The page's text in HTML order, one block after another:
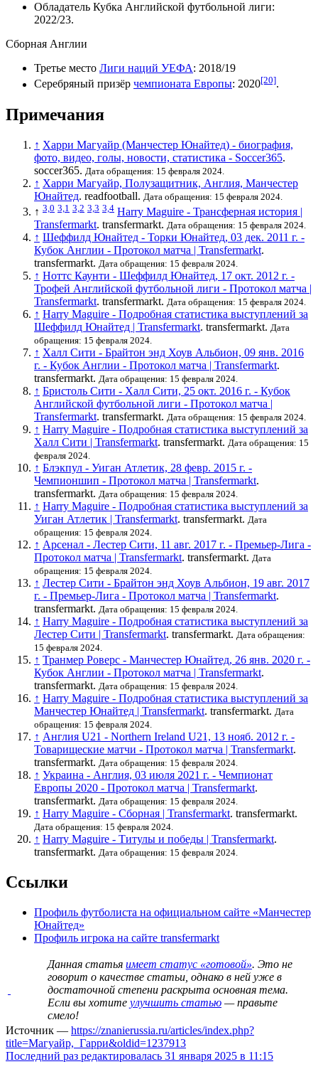
Обладатель Кубка Английской футбольной лиги:
2022/23.
Сборная Англии
Третье место Лиги наций УЕФА: 2018/19
Серебряный призёр чемпионата Европы: 2020[20].
Примечания
↑ Харри Магуайр (Манчестер Юнайтед) - биография,
фото, видео, голы, новости, статистика - Soccer365.
soccer365. Дата обращения: 15 февраля 2024.
↑ Харри Магуайр, Полузащитник, Англия, Манчестер
Юнайтед. readfootball. Дата обращения: 15 февраля 2024.
↑ 3,0 3,1 3,2 3,3 3,4 Harry Maguire - Трансферная история |
Transfermarkt. transfermarkt. Дата обращения: 15 февраля 2024.
↑ Шеффилд Юнайтед - Торки Юнайтед, 03 дек. 2011 г. -
Кубок Англии - Протокол матча | Transfermarkt.
transfermarkt. Дата обращения: 15 февраля 2024.
↑ Ноттс Каунти - Шеффилд Юнайтед, 17 окт. 2012 г. -
Трофей Английской футбольной лиги - Протокол матча |
Transfermarkt. transfermarkt. Дата обращения: 15 февраля 2024.
↑ Harry Maguire - Подробная статистика выступлений за
Шеффилд Юнайтед | Transfermarkt. transfermarkt. Дата
обращения: 15 февраля 2024.
↑ Халл Сити - Брайтон энд Хоув Альбион, 09 янв. 2016
г. - Кубок Англии - Протокол матча | Transfermarkt.
transfermarkt. Дата обращения: 15 февраля 2024.
↑ Бристоль Сити - Халл Сити, 25 окт. 2016 г. - Кубок
Английской футбольной лиги - Протокол матча |
Transfermarkt. transfermarkt. Дата обращения: 15 февраля 2024.
↑ Harry Maguire - Подробная статистика выступлений за
Халл Сити | Transfermarkt. transfermarkt. Дата обращения: 15
февраля 2024.
↑ Блэкпул - Уиган Атлетик, 28 февр. 2015 г. -
Чемпионшип - Протокол матча | Transfermarkt.
transfermarkt. Дата обращения: 15 февраля 2024.
↑ Harry Maguire - Подробная статистика выступлений за
Уиган Атлетик | Transfermarkt. transfermarkt. Дата
обращения: 15 февраля 2024.
↑ Арсенал - Лестер Сити, 11 авг. 2017 г. - Премьер-Лига -
Протокол матча | Transfermarkt. transfermarkt. Дата
обращения: 15 февраля 2024.
↑ Лестер Сити - Брайтон энд Хоув Альбион, 19 авг. 2017
г. - Премьер-Лига - Протокол матча | Transfermarkt.
transfermarkt. Дата обращения: 15 февраля 2024.
↑ Harry Maguire - Подробная статистика выступлений за
Лестер Сити | Transfermarkt. transfermarkt. Дата обращения:
15 февраля 2024.
↑ Транмер Роверс - Манчестер Юнайтед, 26 янв. 2020 г. -
Кубок Англии - Протокол матча | Transfermarkt.
transfermarkt. Дата обращения: 15 февраля 2024.
↑ Harry Maguire - Подробная статистика выступлений за
Манчестер Юнайтед | Transfermarkt. transfermarkt. Дата
обращения: 15 февраля 2024.
↑ Англия U21 - Northern Ireland U21, 13 нояб. 2012 г. -
Товарищеские матчи - Протокол матча | Transfermarkt.
transfermarkt. Дата обращения: 15 февраля 2024.
↑ Украина - Англия, 03 июля 2021 г. - Чемпионат
Европы 2020 - Протокол матча | Transfermarkt.
transfermarkt. Дата обращения: 15 февраля 2024.
↑ Harry Maguire - Сборная | Transfermarkt. transfermarkt.
Дата обращения: 15 февраля 2024.
↑ Harry Maguire - Титулы и победы | Transfermarkt.
transfermarkt. Дата обращения: 15 февраля 2024.
Ссылки
Профиль футболиста на официальном сайте «Манчестер
Юнайтед»
Профиль игрока на сайте transfermarkt
Данная статья имеет статус «готовой». Это не
говорит о качестве статьи , однако в ней уже в
достаточной степени раскрыта основная тема.
Если вы хотите улучшить статью — правьте
смело!
Источник — https://znanierussia.ru/articles/index.php?
title=Магуайр,_Гарри&oldid=1237913
Последний раз редактировалась 31 января 2025 в 11:15